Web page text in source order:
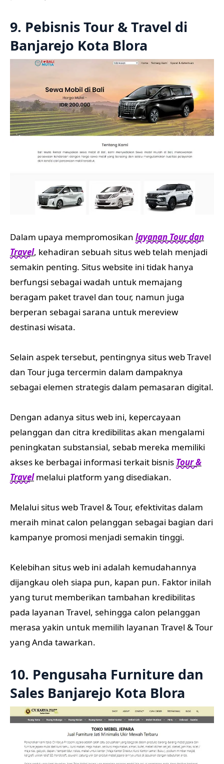
9. Pebisnis Tour & Travel di
Banjarejo Kota Blora
Dalam upaya mempromosikan layanan Tour dan
Travel, kehadiran sebuah situs web telah menjadi
semakin penting. Situs website ini tidak hanya
berfungsi sebagai wadah untuk memajang
beragam paket travel dan tour, namun juga
berperan sebagai sarana untuk mereview
destinasi wisata.
Selain aspek tersebut, pentingnya situs web Travel
dan Tour juga tercermin dalam dampaknya
sebagai elemen strategis dalam pemasaran digital.
Dengan adanya situs web ini, kepercayaan
pelanggan dan citra kredibilitas akan mengalami
peningkatan substansial, sebab mereka memiliki
akses ke berbagai informasi terkait bisnis Tour &
Travelmelalui platform yang disediakan.
Melalui situs web Travel & Tour, efektivitas dalam
meraih minat calon pelanggan sebagai bagian dari
kampanye promosi menjadi semakin tinggi.
Kelebihan situs web ini adalah kemudahannya
dijangkau oleh siapa pun, kapan pun. Faktor inilah
yang turut memberikan tambahan kredibilitas
pada layanan Travel, sehingga calon pelanggan
merasa yakin untuk memilih layanan Travel & Tour
yang Anda tawarkan.
10. Pengusaha Furniture dan
Sales Banjarejo Kota Blora